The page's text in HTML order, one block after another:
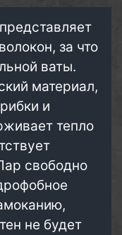
за что
ваты.
материал,
и
тепло
свободно
не будет